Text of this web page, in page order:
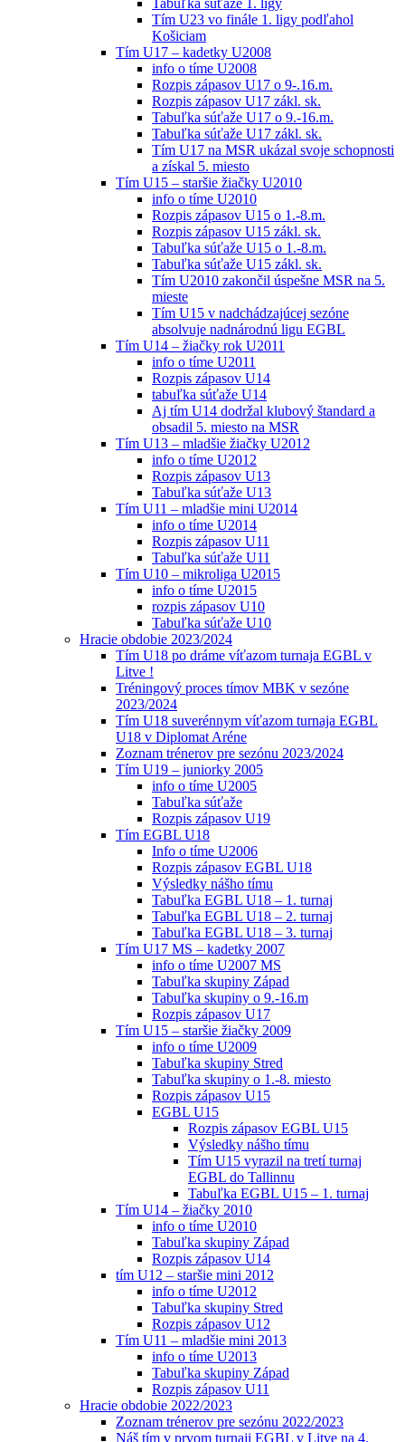
Tím U23 vo finále 1. ligy podľahol
Košiciam
Tím U17 – kadetky U2008
info o tíme U2008
Rozpis zápasov U17 o 9-.16.m.
Rozpis zápasov U17 zákl. sk.
Tabuľka súťaže U17 o 9.-16.m.
Tabuľka súťaže U17 zákl. sk.
Tím U17 na MSR ukázal svoje schopnosti
a získal 5. miesto
Tím U15 – staršie žiačky U2010
info o tíme U2010
Rozpis zápasov U15 o 1.-8.m.
Rozpis zápasov U15 zákl. sk.
Tabuľka súťaže U15 o 1.-8.m.
Tabuľka súťaže U15 zákl. sk.
Tím U2010 zakončil úspešne MSR na 5.
mieste
Tím U15 v nadchádzajúcej sezóne
absolvuje nadnárodnú ligu EGBL
Tím U14 – žiačky rok U2011
info o tíme U2011
Rozpis zápasov U14
tabuľka súťaže U14
Aj tím U14 dodržal klubový štandard a
obsadil 5. miesto na MSR
Tím U13 – mladšie žiačky U2012
info o tíme U2012
Rozpis zápasov U13
Tabuľka súťaže U13
Tím U11 – mladšie mini U2014
info o tíme U2014
Rozpis zápasov U11
Tabuľka súťaže U11
Tím U10 – mikroliga U2015
info o tíme U2015
rozpis zápasov U10
Tabuľka súťaže U10
Hracie obdobie 2023/2024
Tím U18 po dráme víťazom turnaja EGBL v
Litve !
Tréningový proces tímov MBK v sezóne
2023/2024
Tím U18 suverénnym víťazom turnaja EGBL
U18 v Diplomat Aréne
Zoznam trénerov pre sezónu 2023/2024
Tím U19 – juniorky 2005
info o tíme U2005
Tabuľka súťaže
Rozpis zápasov U19
Tím EGBL U18
Info o tíme U2006
Rozpis zápasov EGBL U18
Výsledky nášho tímu
Tabuľka EGBL U18 – 1. turnaj
Tabuľka EGBL U18 – 2. turnaj
Tabuľka EGBL U18 – 3. turnaj
Tím U17 MS – kadetky 2007
info o tíme U2007 MS
Tabuľka skupiny Západ
Tabuľka skupiny o 9.-16.m
Rozpis zápasov U17
Tím U15 – staršie žiačky 2009
info o tíme U2009
Tabuľka skupiny Stred
Tabuľka skupiny o 1.-8. miesto
Rozpis zápasov U15
EGBL U15
Rozpis zápasov EGBL U15
Výsledky nášho tímu
Tím U15 vyrazil na tretí turnaj
EGBL do Tallinnu
Tabuľka EGBL U15 – 1. turnaj
Tím U14 – žiačky 2010
info o tíme U2010
Tabuľka skupiny Západ
Rozpis zápasov U14
tím U12 – staršie mini 2012
info o tíme U2012
Tabuľka skupiny Stred
Rozpis zápasov U12
Tím U11 – mladšie mini 2013
info o tíme U2013
Tabuľka skupiny Západ
Rozpis zápasov U11
Hracie obdobie 2022/2023
Zoznam trénerov pre sezónu 2022/2023
Náš tím v prvom turnaji EGBL v Litve na 4.